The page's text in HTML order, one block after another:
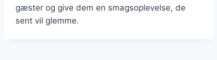
gæster og give dem en smagsoplevelse, de
sent vil glemme.